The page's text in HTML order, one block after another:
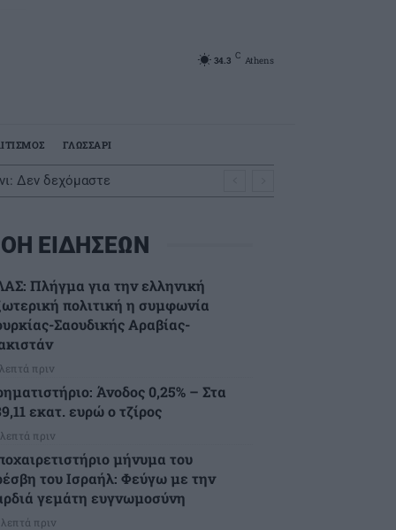
34.3 C Athens
ΓΛΩΣΣΑΡΙ
Δεν δεχόμαστε
ΕΙΔΗΣΕΩΝ
Πλήγμα για την ελληνική
πολιτική η συμφωνία
Σαουδικής Αραβίας-
πριν
Άνοδος 0,25% – Στα
εκατ. ευρώ ο τζίρος
πριν
μήνυμα του
του Ισραήλ: Φεύγω με την
γεμάτη ευγνωμοσύνη
πριν